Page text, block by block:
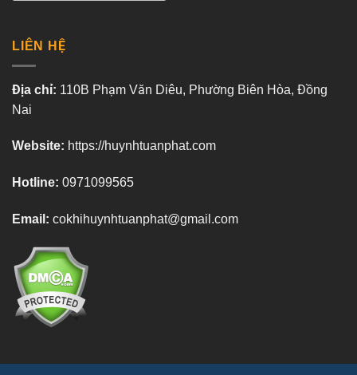
LIÊN HỆ
Địa chỉ: 110B Phạm Văn Diêu, Phường Biên Hòa, Đồng
Nai
Website: https://huynhtuanphat.com
Hotline: 0971099565
Email: cokhihuynhtuanphat@gmail.com